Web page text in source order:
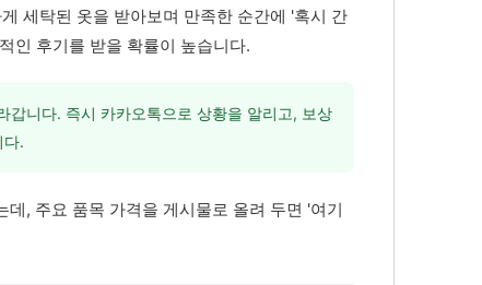
세탁된 옷을 받아보며 만족한 순간에 '혹시 간
인 후기를 받을 확률이 높습니다.
갑니다. 즉시 카카오톡으로 상황을 알리고, 보상
다.
, 주요 품목 가격을 게시물로 올려 두면 '여기